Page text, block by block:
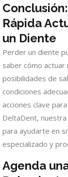
Rápida
un Diente
Perder un diente
saber cómo actuar
posibilidades de
condiciones
acciones clave
DeltaDent,
para ayudarte en
especializado y
Agenda